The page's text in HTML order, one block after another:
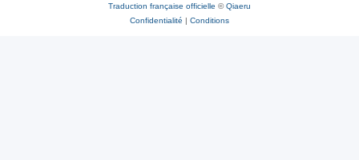
Traduction française officielle ©Qiaeru
Confidentialité | Conditions